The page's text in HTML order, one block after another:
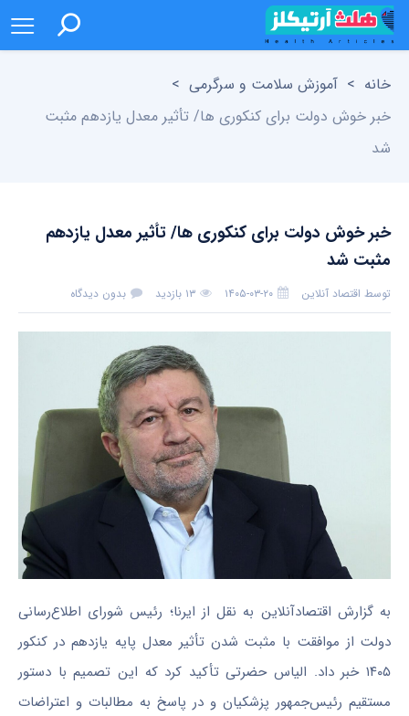
خانه > آموزش سلامت و سرگرمی >
خبر خوش دولت برای کنکوری ها/ تأثیر معدل یازدهم مثبت
شد
خبر خوش دولت برای کنکوری ها/ تأثیر معدل یازدهم
مثبت شد
توسط اقتصاد آنلاین ۱۴۰۵-۰۳-۲۰ ۱۳ بازدید بدون دیدگاه
به گزارش اقتصادآنلاین به نقل از ایرنا؛ رئیس شورای اطلاع‌رسانی
دولت از موافقت با مثبت شدن تأثیر معدل پایه یازدهم در کنکور
۱۴۰۵ خبر داد. الیاس حضرتی تأکید کرد که این تصمیم با دستور
مستقیم رئیس‌جمهور پزشکیان و در پاسخ به مطالبات و اعتراضات